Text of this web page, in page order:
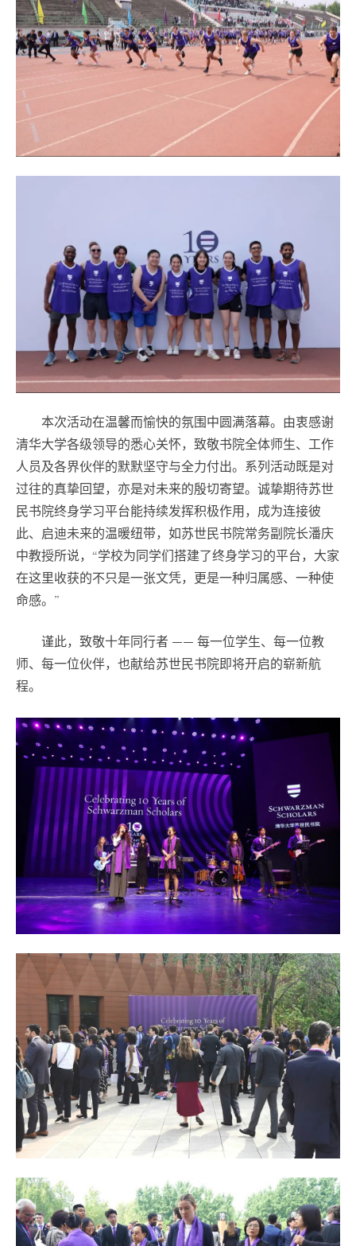
本次活动在温馨而愉快的氛围中圆满落幕。由衷感谢
清华大学各级领导的悉心关怀，致敬书院全体师生、工作
人员及各界伙伴的默默坚守与全力付出。系列活动既是对
过往的真挚回望，亦是对未来的殷切寄望。诚挚期待苏世
民书院终身学习平台能持续发挥积极作用，成为连接彼
此、启迪未来的温暖纽带，如苏世民书院常务副院长潘庆
中教授所说，“学校为同学们搭建了终身学习的平台，大家
在这里收获的不只是一张文凭，更是一种归属感、一种使
命感。”
谨此，致敬十年同行者 —— 每一位学生、每一位教
师、每一位伙伴，也献给苏世民书院即将开启的崭新航
程。